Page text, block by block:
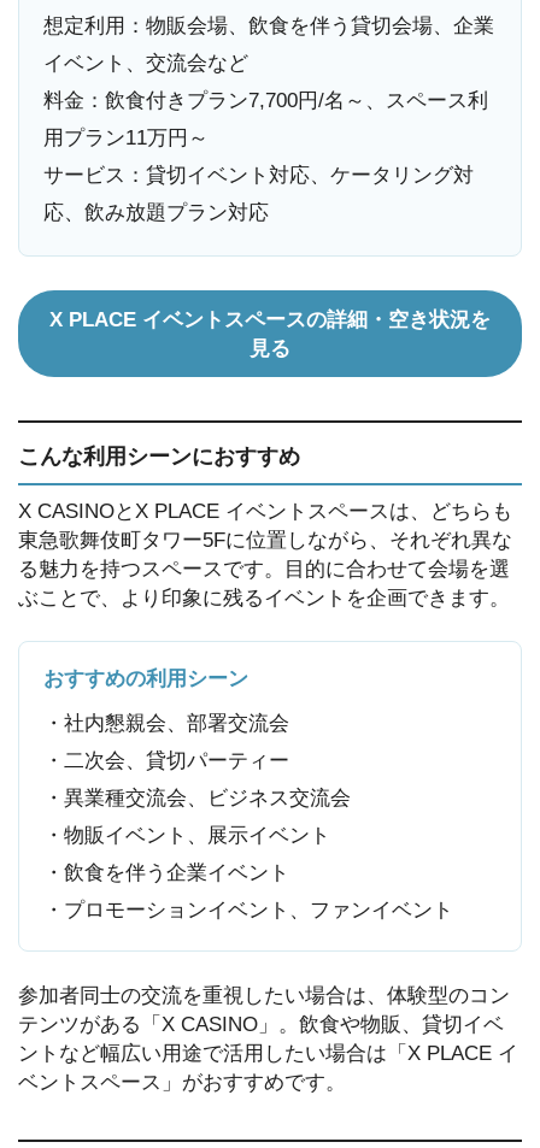
想定利用：物販会場、飲食を伴う貸切会場、企業
イベント、交流会など
料金：飲食付きプラン7,700円/名～、スペース利
用プラン11万円～
サービス：貸切イベント対応、ケータリング対
応、飲み放題プラン対応
X PLACE イベントスペースの詳細・空き状況を
見る
こんな利用シーンにおすすめ
X CASINOとX PLACE イベントスペースは、どちらも
東急歌舞伎町タワー5Fに位置しながら、それぞれ異な
る魅力を持つスペースです。目的に合わせて会場を選
ぶことで、より印象に残るイベントを企画できます。
おすすめの利用シーン
・社内懇親会、部署交流会
・二次会、貸切パーティー
・異業種交流会、ビジネス交流会
・物販イベント、展示イベント
・飲食を伴う企業イベント
・プロモーションイベント、ファンイベント
参加者同士の交流を重視したい場合は、体験型のコン
テンツがある「X CASINO」。飲食や物販、貸切イベ
ントなど幅広い用途で活用したい場合は「X PLACE イ
ベントスペース」がおすすめです。